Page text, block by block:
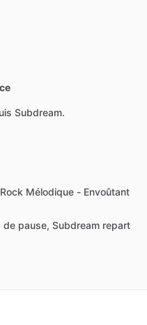
Subdream.
Rock Mélodique - Envoûtant
de pause, Subdream repart